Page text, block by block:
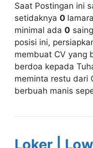
Saat Postingan ini
setidaknya 0
minimal ada 0
posisi ini,
membuat CV yang
berdoa kepada
meminta restu dari
berbuah manis
Loker |